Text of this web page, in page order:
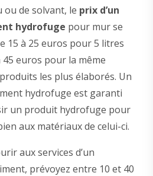
ou de solvant, le prix d’un
hydrofuge pour mur se
15 à 25 euros pour 5 litres
euros pour la même
les plus élaborés. Un
hydrofuge est garanti
un produit hydrofuge pour
aux matériaux de celui-ci.
aux services d’un
prévoyez entre 10 et 40